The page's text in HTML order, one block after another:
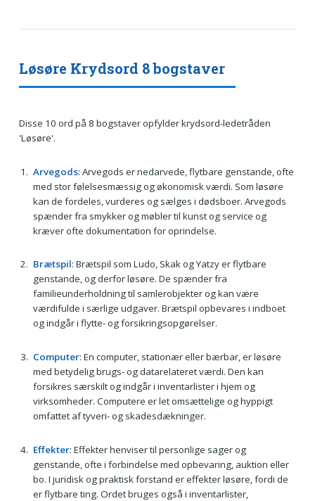
Løsøre Krydsord 8 bogstaver
Disse 10 ord på 8 bogstaver opfylder krydsord-ledetråden
'Løsøre'.
Arvegods: Arvegods er nedarvede, flytbare genstande, ofte
med stor følelsesmæssig og økonomisk værdi. Som løsøre
kan de fordeles, vurderes og sælges i dødsboer. Arvegods
spænder fra smykker og møbler til kunst og service og
kræver ofte dokumentation for oprindelse.
Brætspil: Brætspil som Ludo, Skak og Yatzy er flytbare
genstande, og derfor løsøre. De spænder fra
familieunderholdning til samlerobjekter og kan være
værdifulde i særlige udgaver. Brætspil opbevares i indboet
og indgår i flytte- og forsikringsopgørelser.
Computer: En computer, stationær eller bærbar, er løsøre
med betydelig brugs- og datarelateret værdi. Den kan
forsikres særskilt og indgår i inventarlister i hjem og
virksomheder. Computere er let omsættelige og hyppigt
omfattet af tyveri- og skadesdækninger.
Effekter: Effekter henviser til personlige sager og
genstande, ofte i forbindelse med opbevaring, auktion eller
bo. I juridisk og praktisk forstand er effekter løsøre, fordi de
er flytbare ting. Ordet bruges også i inventarlister,